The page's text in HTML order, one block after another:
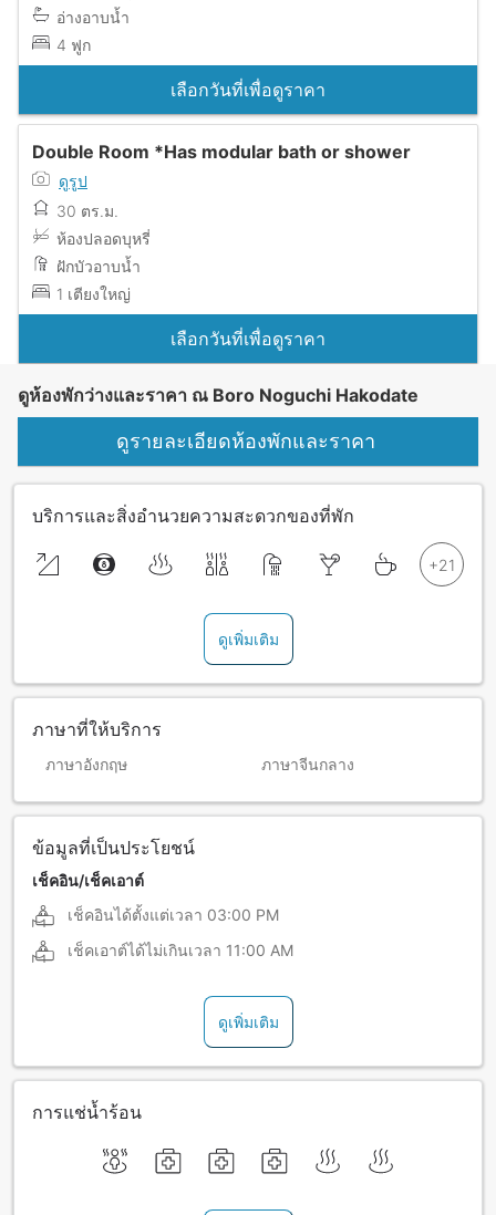
อ่างอาบน้ำ
4 ฟูก
เลือกวันที่เพื่อดูราคา
Double Room *Has modular bath or shower
ดูรูป
30 ตร.ม.
ห้องปลอดบุหรี่
ฝักบัวอาบน้ำ
1 เตียงใหญ่
เลือกวันที่เพื่อดูราคา
ดูห้องพักว่างและราคา ณ Boro Noguchi Hakodate
ดูรายละเอียดห้องพักและราคา
บริการและสิ่งอำนวยความสะดวกของที่พัก
ดูเพิ่มเติม
ภาษาที่ให้บริการ
ภาษาอังกฤษ ภาษาจีนกลาง
ข้อมูลที่เป็นประโยชน์
เช็คอิน/เช็คเอาต์
เช็คอินได้ตั้งแต่เวลา 03:00 PM
เช็คเอาต์ได้ไม่เกินเวลา 11:00 AM
ดูเพิ่มเติม
การแช่น้ำร้อน